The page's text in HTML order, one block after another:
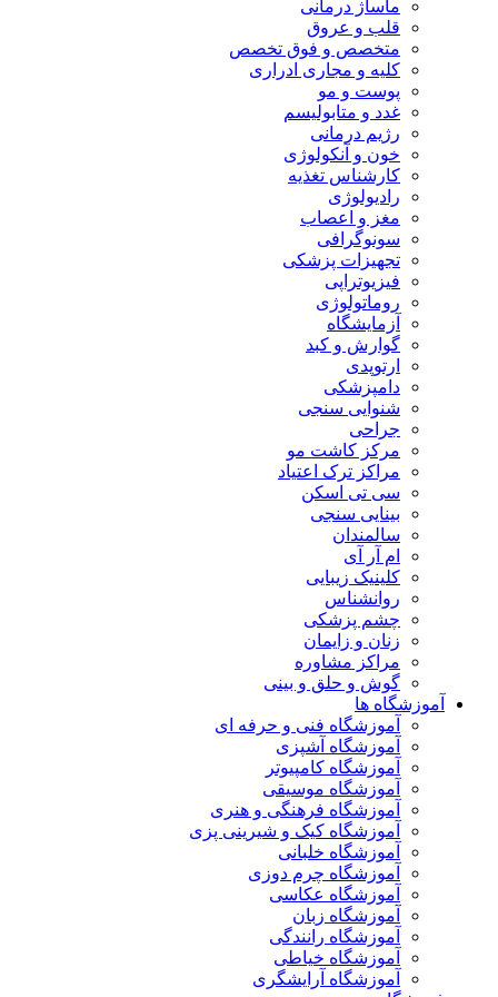
ماساژ درمانی
قلب و عروق
متخصص و فوق تخصص
کلیه و مجاری ادراری
پوست و مو
غدد و متابولیسم
رژیم درمانی
خون و آنکولوژی
کارشناس تغذیه
رادیولوژی
مغز و اعصاب
سونوگرافی
تجهیزات پزشکی
فیزیوتراپی
روماتولوژی
آزمایشگاه
گوارش و کبد
دامپزشکی
شنوایی سنجی
مرکز کاشت مو
مراکز ترک اعتیاد
سی تی اسکن
بینایی سنجی
کلینیک زیبایی
روانشناس
چشم پزشکی
زنان و زایمان
مراکز مشاوره
گوش و حلق و بینی
ها
آموزشگاه فنی و حرفه ای
آموزشگاه آشپزی
آموزشگاه کامپیوتر
آموزشگاه موسیقی
آموزشگاه فرهنگی و هنری
آموزشگاه کیک و شیرینی پزی
آموزشگاه خلبانی
آموزشگاه چرم دوزی
آموزشگاه عکاسی
آموزشگاه زبان
آموزشگاه رانندگی
آموزشگاه خیاطی
آموزشگاه آرایشگری